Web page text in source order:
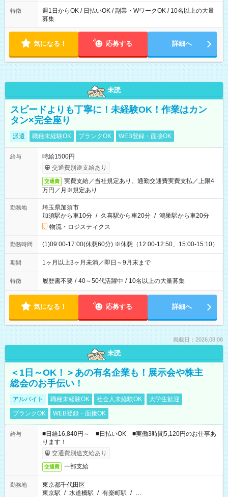
特徴
週1日からOK / 日払いOK / 副業・WワークOK / 10名以上の大量
募集
気になる！ 応募する 詳細へ
未読
スピードよりも丁寧に！未経験OK！作業はカン
タン×完全座り
派遣 職種未経験OK ブランクOK WEB登録・面接OK
給与
時給1500円
交通費別途支給あり
交通費
実費支給／当社規定あり。通勤交通費実費支払／上限4
万円／月※規定あり
勤務地
埼玉県加須市
加須駅から車10分 / 久喜駅から車20分 / 鴻巣駅から車20分
物流・ロジスティクス
勤務時間 (1)09:00-17:00(休憩60分) ※休憩（12:00-12:50、15:00-15:10）
期間 1ヶ月以上3ヶ月未満／即日～9月末まで
特徴 履歴書不要 / 40～50代活躍中 / 10名以上の大量募集
気になる！ 応募する 詳細へ
掲載日：2026.08.08
未読
＜1日～OK！＞あの有名企業も！展示会や株主
総会のお手伝い！
アルバイト 職種未経験OK 社会人未経験OK
大学生歓迎
ブランクOK
WEB登録・面接OK
給与
■日給16,840円～ ■日払いOK ■実働3時間5,120円のお仕事あ
ります！
交通費別途支給あり
交通費 一部支給
勤務地
東京都千代田区
東京駅 / 水道橋駅 / 有楽町駅 / …